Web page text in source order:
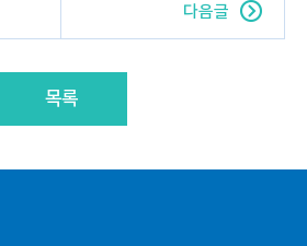
다음글
목록